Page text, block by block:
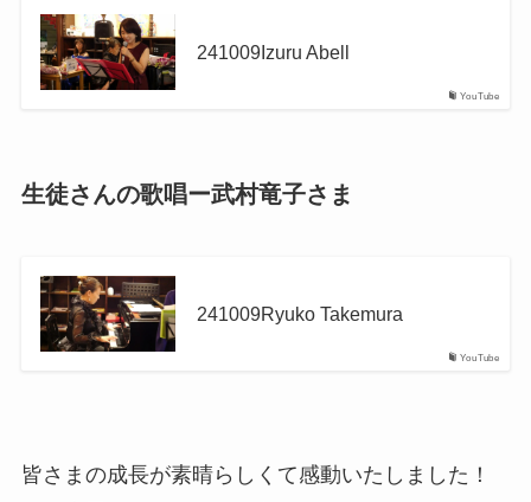
YouTube
241009Izuru Abell
生徒さんの歌唱ー武村竜子さま
YouTube
241009Ryuko Takemura
皆さまの成長が素晴らしくて感動いたしました！